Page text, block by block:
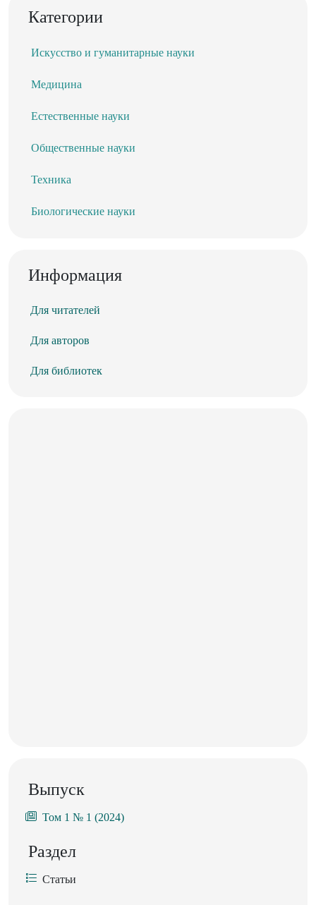
Категории
Искусство и гуманитарные науки
Медицина
Естественные науки
Общественные науки
Техника
Биологические науки
Информация
Для читателей
Для авторов
Для библиотек
Выпуск
Том 1 № 1 (2024)
Раздел
Статьи